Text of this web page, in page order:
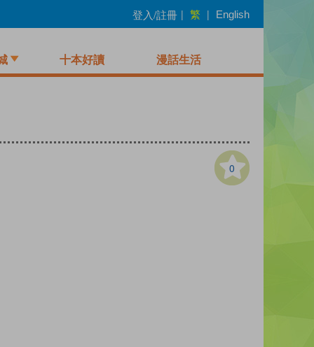
登入/註冊 | 繁 | English
十本好讀 漫話生活
0